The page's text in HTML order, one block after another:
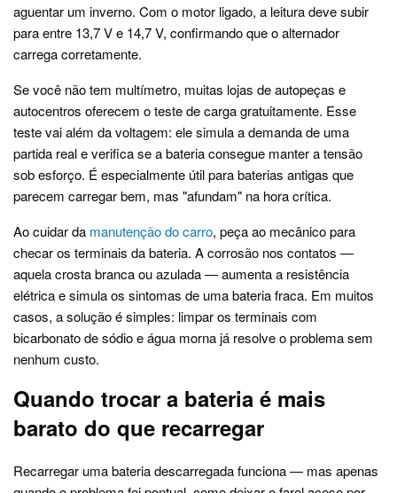
aguentar um inverno. Com o motor ligado, a leitura deve subir
para entre 13,7 V e 14,7 V, confirmando que o alternador
carrega corretamente.
Se você não tem multímetro, muitas lojas de autopeças e
autocentros oferecem o teste de carga gratuitamente. Esse
teste vai além da voltagem: ele simula a demanda de uma
partida real e verifica se a bateria consegue manter a tensão
sob esforço. É especialmente útil para baterias antigas que
parecem carregar bem, mas "afundam" na hora crítica.
Ao cuidar da manutenção do carro, peça ao mecânico para
checar os terminais da bateria. A corrosão nos contatos —
aquela crosta branca ou azulada — aumenta a resistência
elétrica e simula os sintomas de uma bateria fraca. Em muitos
casos, a solução é simples: limpar os terminais com
bicarbonato de sódio e água morna já resolve o problema sem
nenhum custo.
Quando trocar a bateria é mais
barato do que recarregar
Recarregar uma bateria descarregada funciona — mas apenas